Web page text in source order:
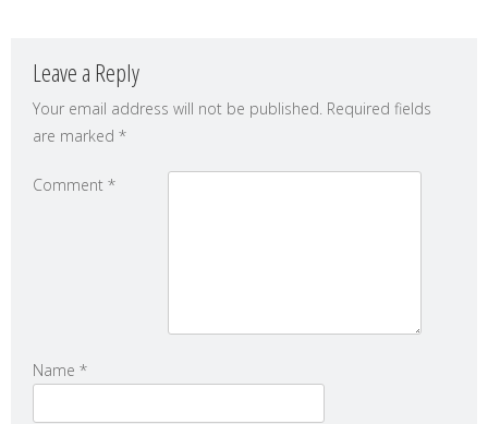
Leave a Reply
Your email address will not be published. Required fields
are marked *
Comment *
Name *